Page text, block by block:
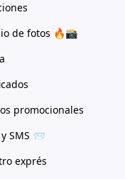
de fotos 🔥📸
promocionales
SMS 📨
exprés